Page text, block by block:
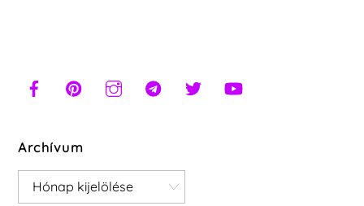
Archívum
Archívum